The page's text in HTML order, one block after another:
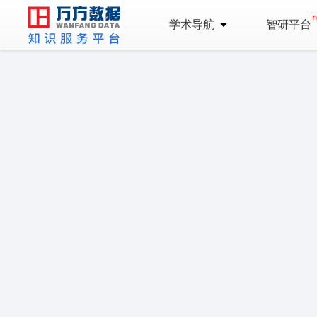
学术导航 智研平台